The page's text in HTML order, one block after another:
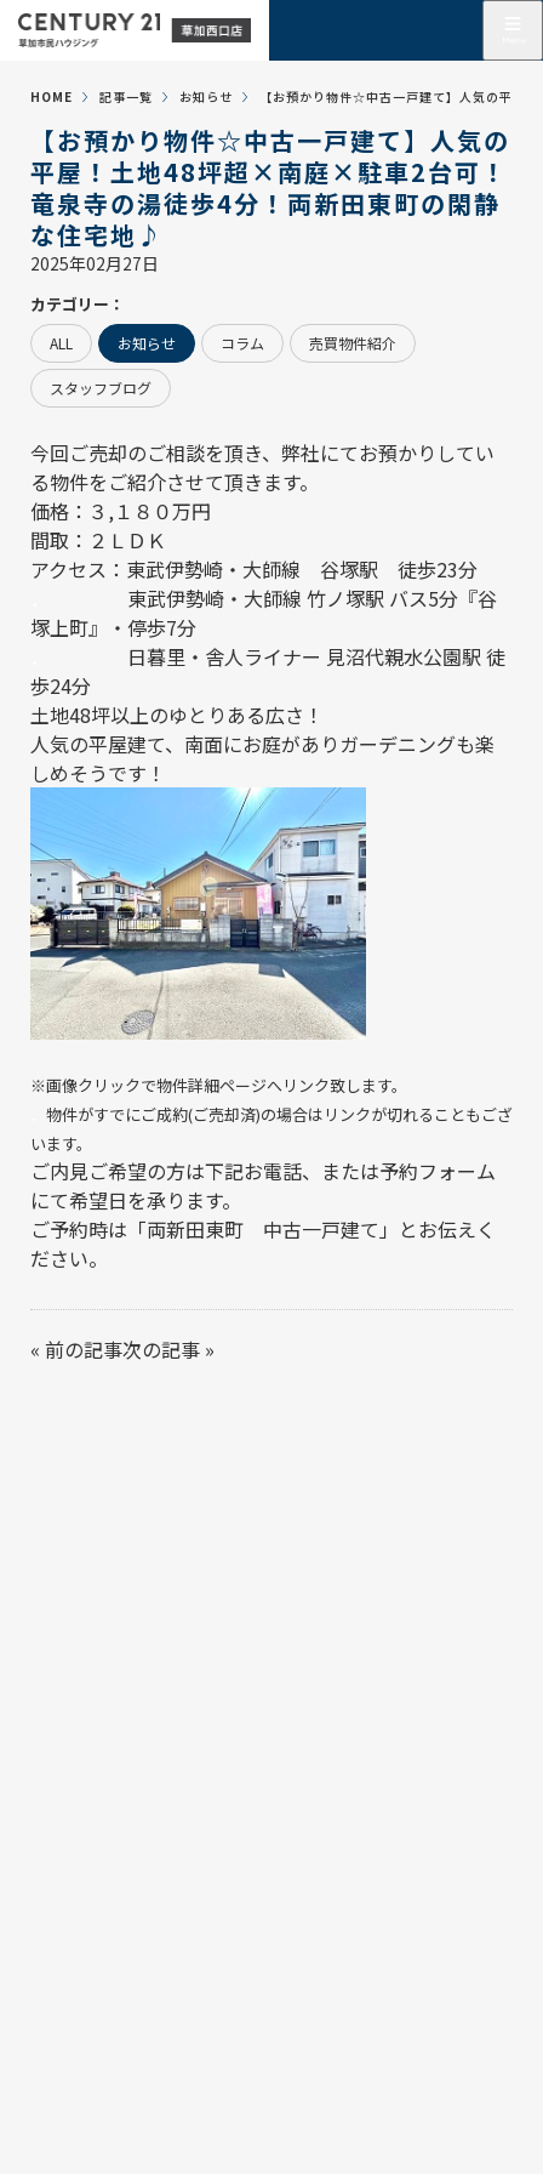
HOME 記事一覧 お知らせ 【お預かり物件☆中古一戸建て】人気の平
【お預かり物件☆中古一戸建て】人気の
平屋！土地48坪超×南庭×駐車2台可！
竜泉寺の湯徒歩4分！両新田東町の閑静
な住宅地♪
2025年02月27日
カテゴリー：
ALL お知らせ コラム 売買物件紹介
スタッフブログ
今回ご売却のご相談を頂き、弊社にてお預かりしてい
る物件をご紹介させて頂きます。
価格：３,１８０万円
間取：２ＬＤＫ
アクセス：東武伊勢崎・大師線 谷塚駅 徒歩23分
東武伊勢崎・大師線 竹ノ塚駅 バス5分『谷
塚上町』・停歩7分
日暮里・舎人ライナー 見沼代親水公園駅 徒
歩24分
土地48坪以上のゆとりある広さ！
人気の平屋建て、南面にお庭がありガーデニングも楽
しめそうです！
※画像クリックで物件詳細ページへリンク致します。
物件がすでにご成約(ご売却済)の場合はリンクが切れることもござ
います。
ご内見ご希望の方は下記お電話、または予約フォーム
にて希望日を承ります。
ご予約時は「両新田東町 中古一戸建て」とお伝えく
ださい。
« 前の記事次の記事 »